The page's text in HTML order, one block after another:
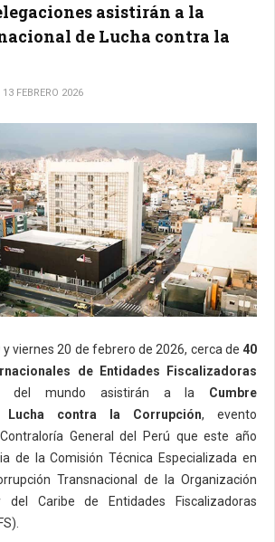
asistirán a la
de Lucha contra la
13 FEBRERO 2026
y viernes 20 de febrero de 2026, cerca de 40
de Entidades Fiscalizadoras
del mundo asistirán a la Cumbre
Lucha contra la Corrupción, evento
General del Perú que este año
de la Comisión Técnica Especializada en
Transnacional de la Organización
del Caribe de Entidades Fiscalizadoras